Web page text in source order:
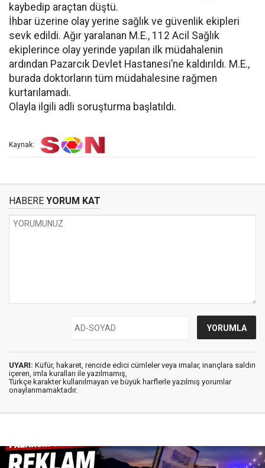
kaybedip araçtan düştü.
İhbar üzerine olay yerine sağlık ve güvenlik ekipleri
sevk edildi. Ağır yaralanan M.E., 112 Acil Sağlık
ekiplerince olay yerinde yapılan ilk müdahalenin
ardından Pazarcık Devlet Hastanesi’ne kaldırıldı. M.E.,
burada doktorların tüm müdahalesine rağmen
kurtarılamadı.
Olayla ilgili adli soruşturma başlatıldı.
Kaynak:
HABERE YORUM KAT
UYARI: Küfür, hakaret, rencide edici cümleler veya imalar, inançlara saldırı
içeren, imla kuralları ile yazılmamış,
Türkçe karakter kullanılmayan ve büyük harflerle yazılmış yorumlar
onaylanmamaktadır.